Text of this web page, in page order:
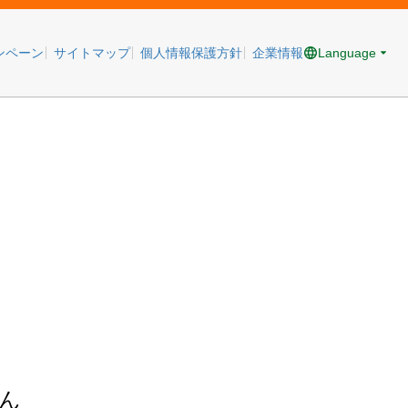
ペーン サイトマップ 個人情報保護方針 企業情報 Language